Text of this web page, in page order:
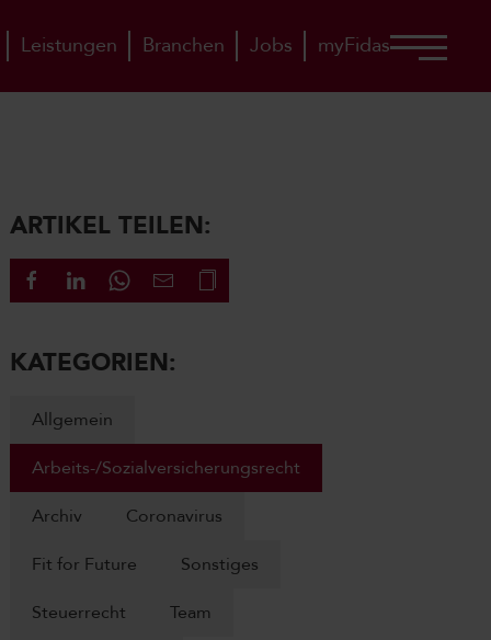
Leistungen Branchen Jobs myFidas
ARTIKEL TEILEN:
KATEGORIEN:
Allgemein
Arbeits-/Sozialversicherungsrecht
Archiv
Coronavirus
Fit for Future
Sonstiges
Steuerrecht
Team